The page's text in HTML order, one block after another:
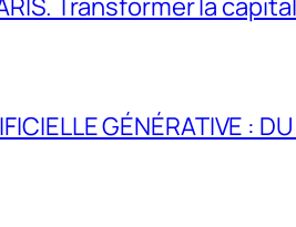
GÉNÉRATIVE :